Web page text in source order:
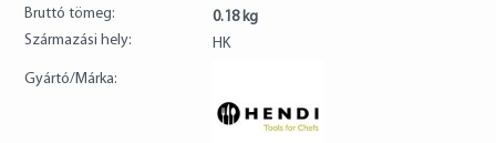
Bruttó tömeg:
0.18 kg
Származási hely:
HK
Gyártó/Márka: